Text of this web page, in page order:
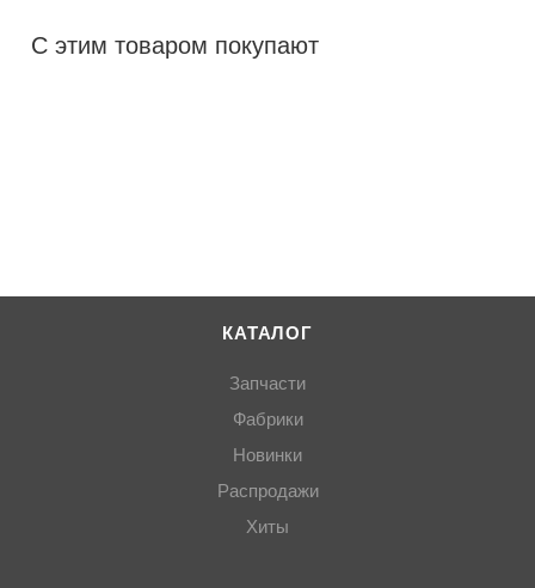
С этим товаром покупают
КАТАЛОГ
Запчасти
Фабрики
Новинки
Распродажи
Хиты